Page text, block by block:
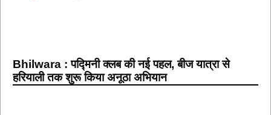
Bhilwara : पद्मिनी क्लब की नई पहल, बीज यात्रा से
हरियाली तक शुरू किया अनूठा अभियान